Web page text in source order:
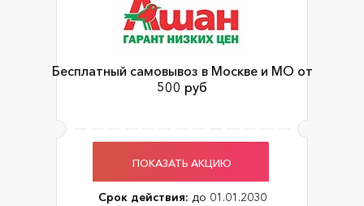
Бесплатный самовывоз в Москве и МО от
500 руб
ПОКАЗАТЬ АКЦИЮ
Срок действия: до 01.01.2030